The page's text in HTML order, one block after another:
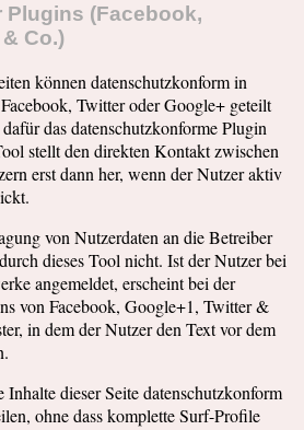
Plugins (Facebook,
Co.)
können datenschutzkonform in
Twitter oder Google+ geteilt
das datenschutzkonforme Plugin
stellt den direkten Kontakt zwischen
erst dann her, wenn der Nutzer aktiv
von Nutzerdaten an die Betreiber
dieses Tool nicht. Ist der Nutzer bei
angemeldet, erscheint bei der
von Facebook, Google+1, Twitter &
in dem der Nutzer den Text vor dem
dieser Seite datenschutzkonform
ohne dass komplette Surf-Profile